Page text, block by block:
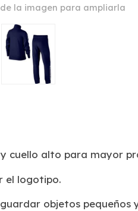
la imagen para ampliarla
cuello alto para mayor
el logotipo.
objetos pequeños